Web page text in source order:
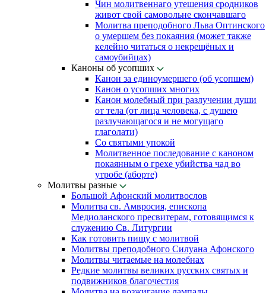
Чин молитвеннаго утешения сродников
живот свой самовольне скончавшаго
Молитва преподобного Льва Оптинского
о умершем без покаяния (может также
келейно читаться о некрещёных и
самоубийцах)
Каноны об усопших
Канон за единоумершего (об усопшем)
Канон о усопших многих
Канон молебный при разлучении души
от тела (от лица человека, с душею
разлучающагося и не могущаго
глаголати)
Со святыми упокой
Молитвенное последование с каноном
покаянным о грехе убийства чад во
утробе (аборте)
Молитвы разные
Большой Афонский молитвослов
Молитва св. Амвросия, епископа
Медиоланского пресвитерам, готовящимся к
служению Св. Литургии
Как готовить пищу с молитвой
Молитвы преподобного Силуана Афонского
Молитвы читаемые на молебнах
Редкие молитвы великих русских святых и
подвижников благочестия